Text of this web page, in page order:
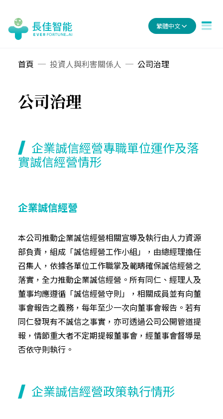
繁體中文
首頁 投資人與利害關係人 公司治理
公司治理
企業誠信經營專職單位運作及落
實誠信經營情形
企業誠信經營
本公司推動企業誠信經營相關宣導及執行由人力資源
部負責，組成「誠信經營工作小組」，由總經理擔任
召集人，依據各單位工作職掌及範疇確保誠信經營之
落實，全力推動企業誠信經營。所有同仁、經理人及
董事均應遵循「誠信經營守則」，相關成員並有向董
事會報告之義務，每年至少一次向董事會報告。若有
同仁發現有不誠信之事實，亦可透過公司公開管道提
報，情節重大者不定期提報董事會，經董事會督導是
否依守則執行。
企業誠信經營政策執行情形